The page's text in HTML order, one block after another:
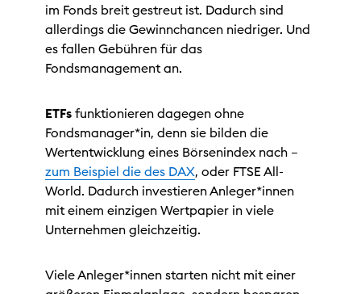
im Fonds breit gestreut ist. Dadurch sind
allerdings die Gewinnchancen niedriger. Und
es fallen Gebühren für das
Fondsmanagement an.
ETFsfunktionieren dagegen ohne
Fondsmanager*in, denn sie bilden die
Wertentwicklung eines Börsenindex nach –
zum Beispiel die des DAX, oder FTSE All-
World. Dadurch investieren Anleger*innen
mit einem einzigen Wertpapier in viele
Unternehmen gleichzeitig.
Viele Anleger*innen starten nicht mit einer